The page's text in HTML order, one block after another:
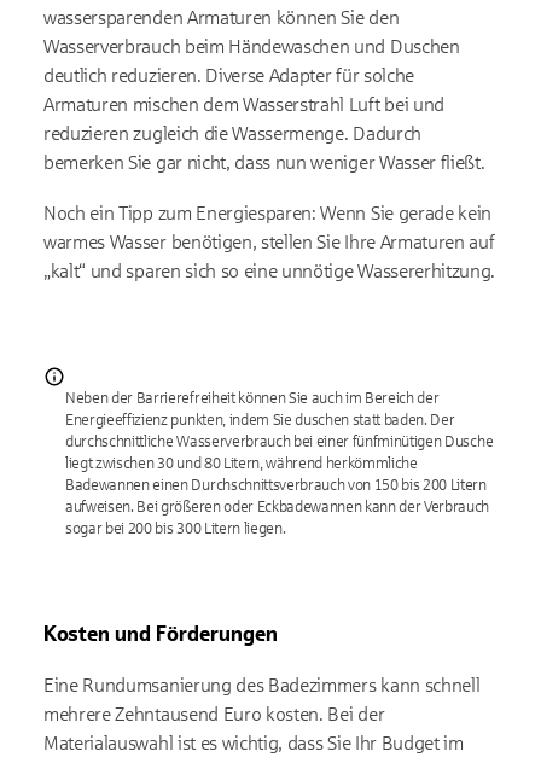
wassersparenden Armaturen können Sie den
Wasserverbrauch beim Händewaschen und Duschen
deutlich reduzieren. Diverse Adapter für solche
Armaturen mischen dem Wasserstrahl Luft bei und
reduzieren zugleich die Wassermenge. Dadurch
bemerken Sie gar nicht, dass nun weniger Wasser fließt.
Noch ein Tipp zum Energiesparen: Wenn Sie gerade kein
warmes Wasser benötigen, stellen Sie Ihre Armaturen auf
„kalt“ und sparen sich so eine unnötige Wassererhitzung.
Neben der Barrierefreiheit können Sie auch im Bereich der
Energieeffizienz punkten, indem Sie duschen statt baden. Der
durchschnittliche Wasserverbrauch bei einer fünfminütigen Dusche
liegt zwischen 30 und 80 Litern, während herkömmliche
Badewannen einen Durchschnittsverbrauch von 150 bis 200 Litern
aufweisen. Bei größeren oder Eckbadewannen kann der Verbrauch
sogar bei 200 bis 300 Litern liegen.
Kosten und Förderungen
Eine Rundumsanierung des Badezimmers kann schnell
mehrere Zehntausend Euro kosten. Bei der
Materialauswahl ist es wichtig, dass Sie Ihr Budget im